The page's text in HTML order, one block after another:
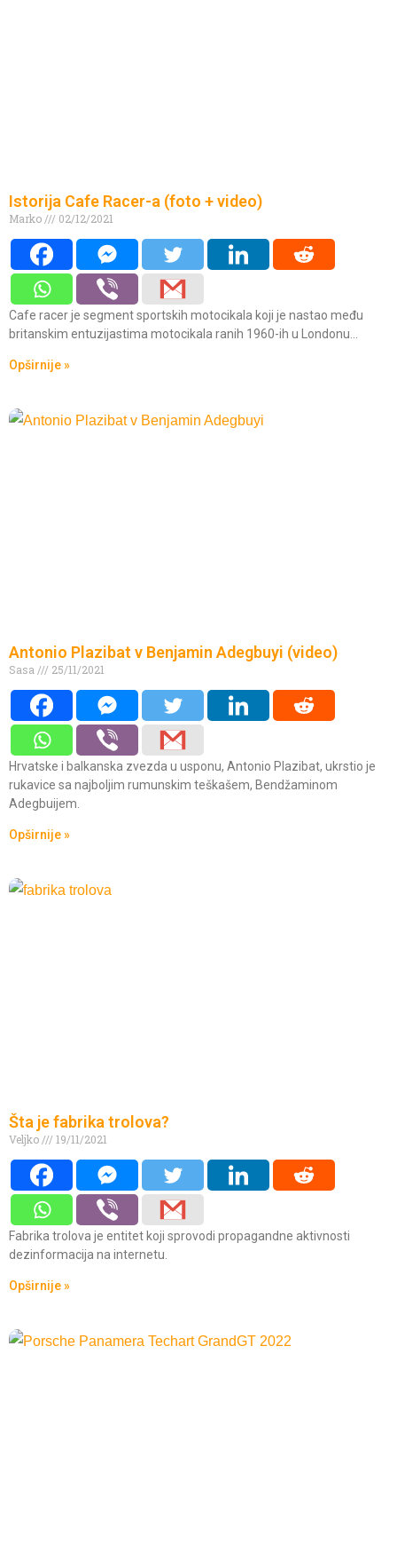
Istorija Cafe Racer-a (foto + video)
Marko 02/12/2021
Cafe racer je segment sportskih motocikala koji je nastao među
britanskim entuzijastima motocikala ranih 1960-ih u Londonu…
Opširnije »
Antonio Plazibat v Benjamin Adegbuyi (video)
Sasa 25/11/2021
Hrvatske i balkanska zvezda u usponu, Antonio Plazibat, ukrstio je
rukavice sa najboljim rumunskim teškašem, Bendžaminom
Adegbuijem.
Opširnije »
Šta je fabrika trolova?
Veljko 19/11/2021
Fabrika trolova je entitet koji sprovodi propagandne aktivnosti
dezinformacija na internetu.
Opširnije »